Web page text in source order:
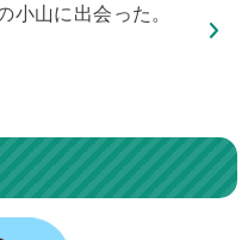
山に出会った。